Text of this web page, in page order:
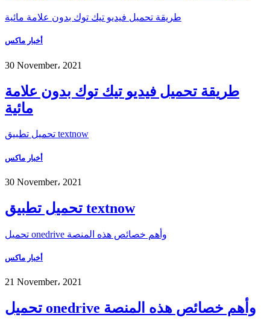
طريقة تحميل فيديو تيك توك بدون علامة مائية
أخبار ماكس
30 November، 2021
طريقة تحميل فيديو تيك توك بدون علامة
مائية
تحميل تطبيق textnow
أخبار ماكس
30 November، 2021
تحميل تطبيق textnow
تحميل onedrive وأهم خصائص هذه المنصة
أخبار ماكس
21 November، 2021
تحميل onedrive وأهم خصائص هذه المنصة